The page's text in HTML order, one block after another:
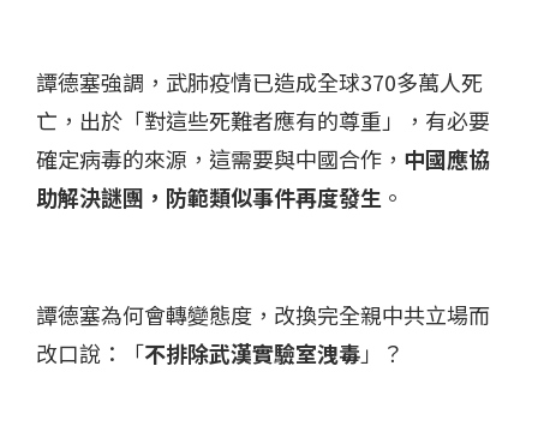
譚德塞強調，武肺疫情已造成全球370多萬人死
亡，出於「對這些死難者應有的尊重」，有必要
確定病毒的來源，這需要與中國合作， 中國應協
助解決謎團，防範類似事件再度發生 。
譚德塞為何會轉變態度，改換完全親中共立場而
改口說：「不排除武漢實驗室洩毒」？